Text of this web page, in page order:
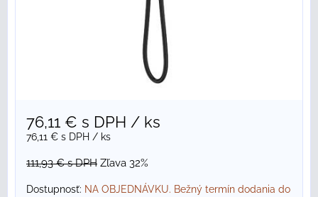
76,11 € s DPH / ks
76,11 € s DPH / ks
111,93 €s DPH Zľava 32%
Dostupnosť: NA OBJEDNÁVKU. Bežný termín dodania do